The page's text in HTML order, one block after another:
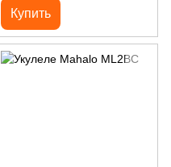
Купить